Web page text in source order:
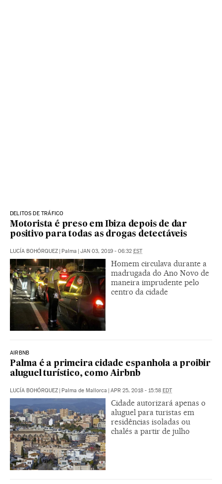
DELITOS DE TRÁFICO
Motorista é preso em Ibiza depois de dar
positivo para todas as drogas detectáveis
LUCÍA BOHÓRQUEZ Palma JAN 03, 2019 - 06:32 EST
Homem circulava durante a
madrugada do Ano Novo de
maneira imprudente pelo
centro da cidade
AIRBNB
Palma é a primeira cidade espanhola a proibir
aluguel turístico, como Airbnb
LUCÍA BOHÓRQUEZ Palma de Mallorca APR 25, 2018 - 15:58 EDT
Cidade autorizará apenas o
aluguel para turistas em
residências isoladas ou
chalés a partir de julho